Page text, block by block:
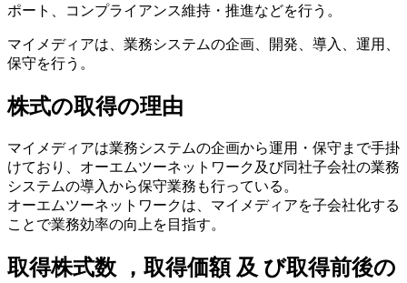
ポート、コンプライアンス維持・推進などを行う。
マイメディアは、業務システムの企画、開発、導入、運用、
保守を行う。
株式の取得の理由
マイメディアは業務システムの企画から運用・保守まで手掛
けており、オーエムツーネットワーク及び同社子会社の業務
システムの導入から保守業務も行っている。
オーエムツーネットワークは、マイメディアを子会社化する
ことで業務効率の向上を目指す。
取得株式数 ，取得価額 及 び取得前後の